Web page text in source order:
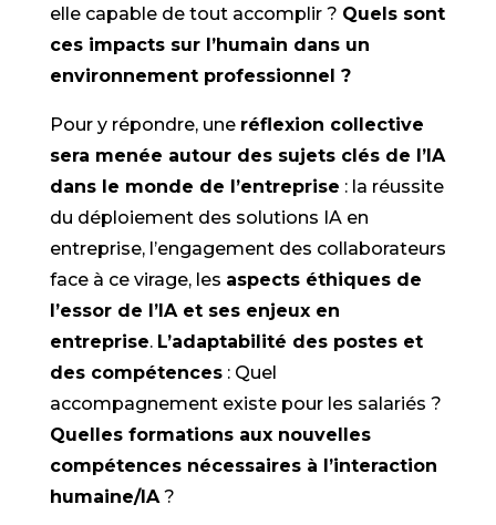
elle capable de tout accomplir ? Quels sont
ces impacts sur l’humain dans un
environnement professionnel ?
Pour y répondre, une réflexion collective
sera menée autour des sujets clés de l’IA
dans le monde de l’entreprise : la réussite
du déploiement des solutions IA en
entreprise, l’engagement des collaborateurs
face à ce virage, les aspects éthiques de
l’essor de l’IA et ses enjeux en
entreprise. L’adaptabilité des postes et
des compétences: Quel
accompagnement existe pour les salariés ?
Quelles formations aux nouvelles
compétences nécessaires à l’interaction
humaine/IA?